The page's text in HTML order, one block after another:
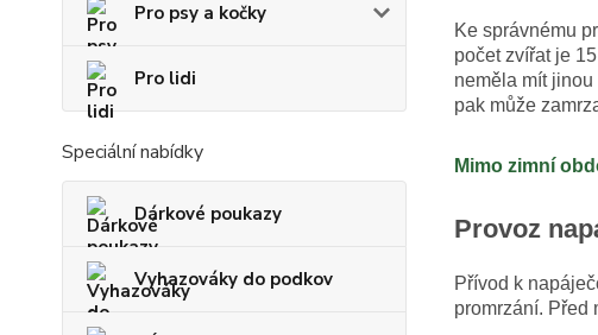
Pro psy a kočky
Pro lidi
Speciální nabídky
Dárkové poukazy
Vyhazováky do podkov
Ke správnému
počet zvířat je
neměla mít
pak může
Mimo zimní
Provoz
Přívod k
promrzání. Před